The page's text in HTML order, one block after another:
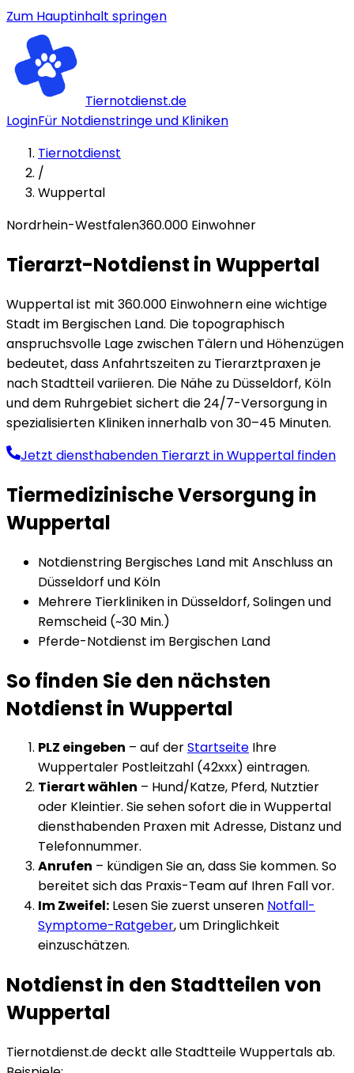
Zum Hauptinhalt springen
Tiernotdienst.de
LoginFür Notdienstringe und Kliniken
Tiernotdienst
/
Wuppertal
Nordrhein-Westfalen360.000 Einwohner
Tierarzt-Notdienst inWuppertal
Wuppertal ist mit 360.000 Einwohnern eine wichtige
Stadt im Bergischen Land. Die topographisch
anspruchsvolle Lage zwischen Tälern und Höhenzügen
bedeutet, dass Anfahrtszeiten zu Tierarztpraxen je
nach Stadtteil variieren. Die Nähe zu Düsseldorf, Köln
und dem Ruhrgebiet sichert die 24/7-Versorgung in
spezialisierten Kliniken innerhalb von 30–45 Minuten.
Jetzt diensthabenden Tierarzt inWuppertal finden
Tiermedizinische Versorgung in
Wuppertal
Notdienstring Bergisches Land mit Anschluss an
Düsseldorf und Köln
Mehrere Tierkliniken in Düsseldorf, Solingen und
Remscheid (~30 Min.)
Pferde-Notdienst im Bergischen Land
So finden Sie den nächsten
Notdienst inWuppertal
PLZ eingeben – auf derStartseite Ihre
Wuppertaler Postleitzahl (42xxx) eintragen.
Tierart wählen – Hund/Katze, Pferd, Nutztier
oder Kleintier. Sie sehen sofort die inWuppertal
diensthabenden Praxen mit Adresse, Distanz und
Telefonnummer.
Anrufen – kündigen Sie an, dass Sie kommen. So
bereitet sich das Praxis-Team auf Ihren Fall vor.
Im Zweifel: Lesen Sie zuerst unseren Notfall-
Symptome-Ratgeber, um Dringlichkeit
einzuschätzen.
Notdienst in den Stadtteilen von
Wuppertal
Tiernotdienst.de deckt alle StadtteileWuppertals ab.